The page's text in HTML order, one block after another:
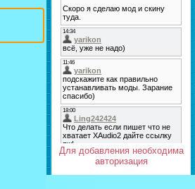
Для добавления необходима
авторизация